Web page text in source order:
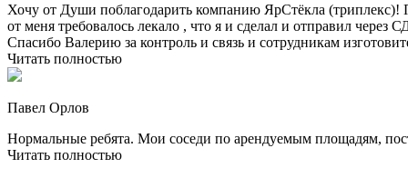
Хочу от Души поблагодарить компанию ЯрСтёкла (триплекс)!
от меня требовалось лекало , что я и сделал и отправил
Спасибо Валерию за контроль и связь и сотрудникам
Читать полностью
Павел Орлов
Нормальные ребята. Мои соседи по арендуемым площадям,
Читать полностью